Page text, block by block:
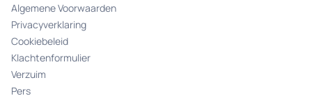
Algemene Voorwaarden
Privacyverklaring
Cookiebeleid
Klachtenformulier
Verzuim
Pers